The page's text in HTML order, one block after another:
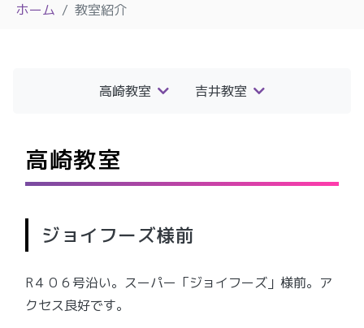
ホーム 教室紹介
高崎教室 吉井教室
高崎教室
ジョイフーズ様前
R４０６号沿い。スーパー「ジョイフーズ」様前。ア
クセス良好です。